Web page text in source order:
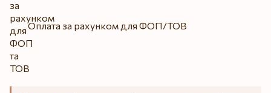
Оплата за рахунком для ФОП/ТОВ